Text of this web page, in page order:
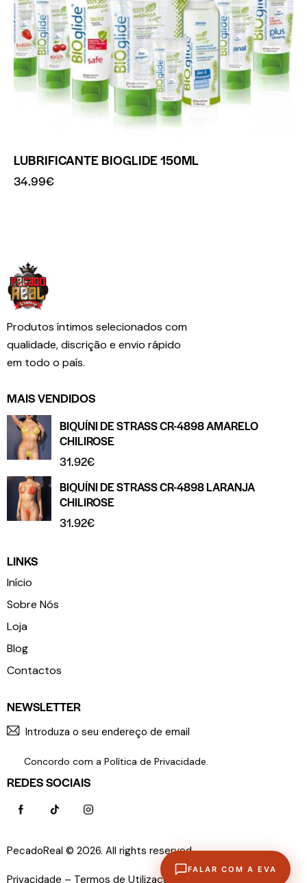
LUBRIFICANTE BIOGLIDE 150ML
34.99€
Produtos íntimos selecionados com
qualidade, discrição e envio rápido
em todo o país.
MAIS VENDIDOS
BIQUÍNI DE STRASS CR-4898 AMARELO
CHILIROSE
31.92€
BIQUÍNI DE STRASS CR-4898 LARANJA
CHILIROSE
31.92€
LINKS
Início
Sobre Nós
Loja
Blog
Contactos
NEWSLETTER
Concordo com a Política de Privacidade.
REDES SOCIAIS
PecadoReal © 2026. All rights reserved.
Política de
Privacidade – Termos de Utilização –
FALAR COM A EVA